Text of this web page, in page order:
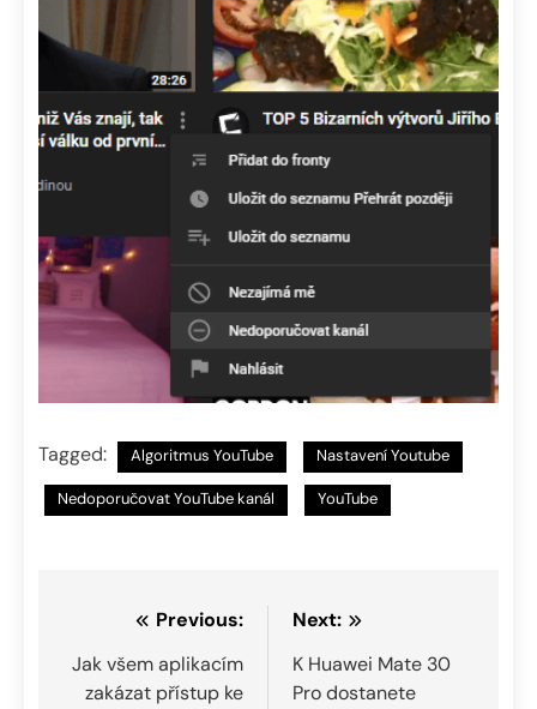
Tagged: Algoritmus YouTube Nastavení Youtube
Nedoporučovat YouTube kanál YouTube
Navigace
pro
Previous:
Jak všem aplikacím
zakázat přístup ke
Next:
K Huawei Mate 30
Pro dostanete